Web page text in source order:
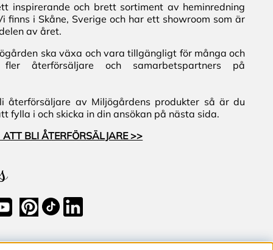
inspirerande och brett sortiment av heminredning
finns i Skåne, Sverige och har ett showroom som är
av året.
ska växa och vara tillgängligt för många och
återförsäljare och samarbetspartners på
återförsäljare av Miljögårdens produkter så är du
fylla i och skicka in din ansökan på nästa sida.
BLI ÅTERFÖRSÄLJARE >>